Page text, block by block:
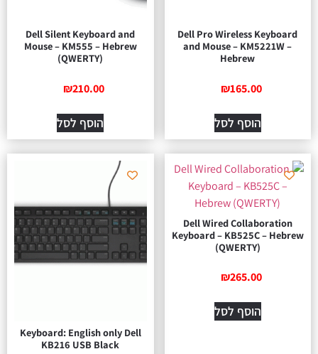
Dell Pro Wireless Keyboard
and Mouse – KM5221W –
Hebrew
₪165.00
הוסף לסל
Dell Silent Keyboard and
Mouse – KM555 – Hebrew
(QWERTY)
₪210.00
הוסף לסל
Dell Wired Collaboration
Keyboard – KB525C – Hebrew
(QWERTY)
₪265.00
הוסף לסל
Keyboard: English only Dell
KB216 USB Black